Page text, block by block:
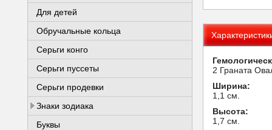
Для детей
Обручальные кольца
Серьги конго
Серьги пуссеты
Серьги продевки
Знаки зодиака
Буквы
2 Граната
Ширина:
1,1 см.
Высота:
1,7 см.